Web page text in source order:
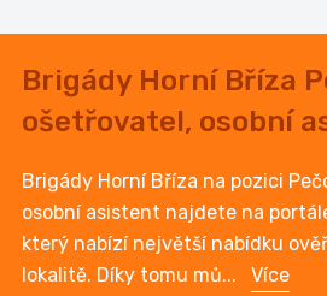
Brigády Horní Bříza
ošetřovatel, osobní
Brigády Horní Bříza na pozici
osobní asistent najdete na
který nabízí největší nabídku
lokalitě. Díky tomu mů... Více